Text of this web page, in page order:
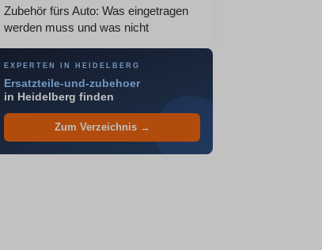
Zubehör fürs Auto: Was eingetragen
werden muss und was nicht
EXPERTEN IN HEIDELBERG
Ersatzteile-und-zubehoer
in Heidelberg finden
Zum Verzeichnis →